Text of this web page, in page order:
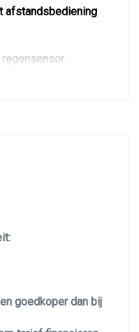
afstandsbediening
dak
goedkoper dan bij